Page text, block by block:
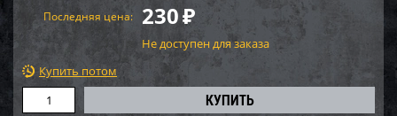
Последняя цена: 230₽
Не доступен для заказа
Купить потом